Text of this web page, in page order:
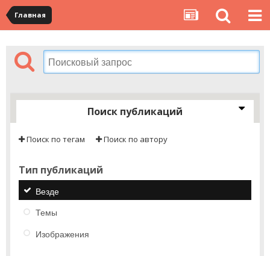
Главная
Поиск публикаций
Поиск по тегам Поиск по автору
Тип публикаций
Везде
Темы
Изображения